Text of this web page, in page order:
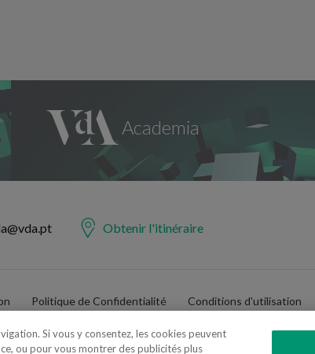
Obtenir l'itinéraire
Politique de Confidentialité Conditions d'utilisation
Si vous y consentez, les cookies peuvent
ou pour vous montrer des publicités plus